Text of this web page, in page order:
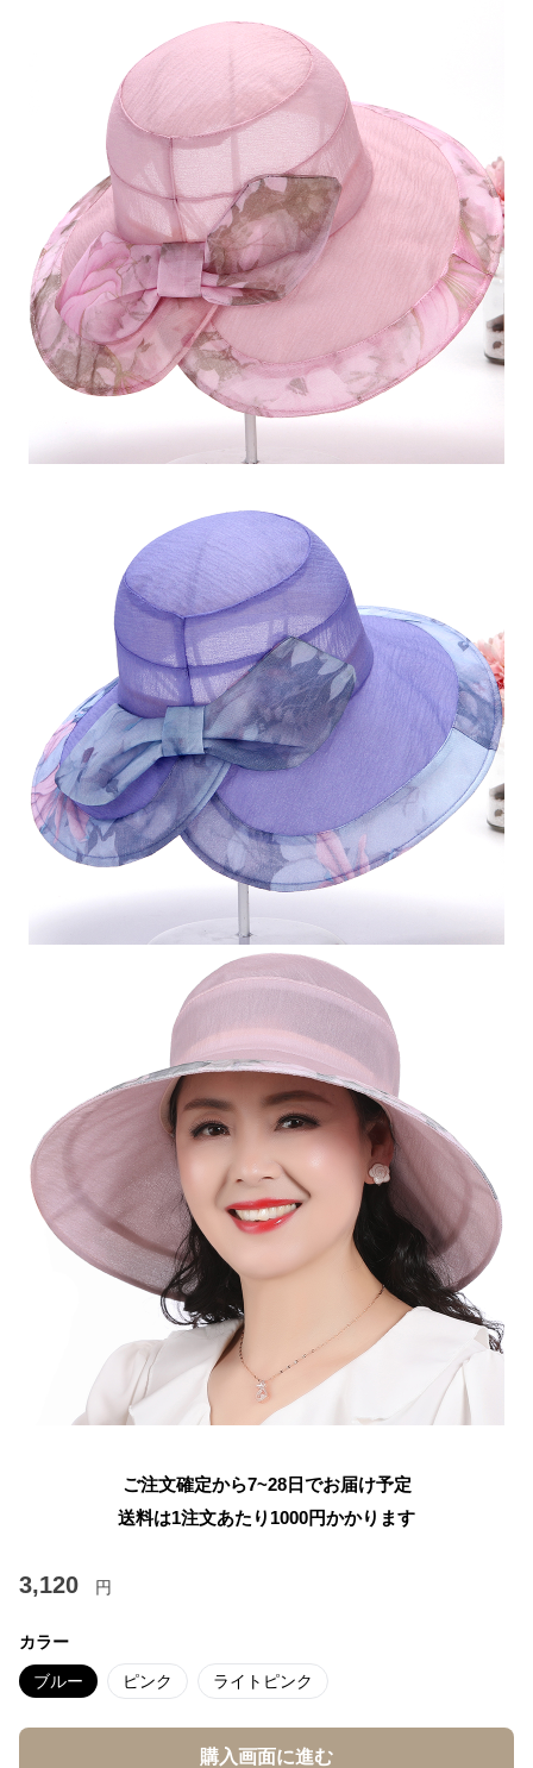
ご注文確定から7~28日でお届け予定
送料は1注文あたり 1000円かかります
3,120 円
カラー
ブルー ピンク ライトピンク
購入画面に進む